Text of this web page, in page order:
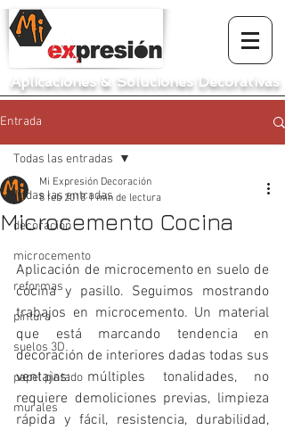
Aplicaciones & Soluciones Decorativas
Entrada
Todas las entradas
decoración
microcemento
reformas
pintura
suelos 3D
papel pintado
murales
Todas las entradas
Microcemento Cocina
Mi Expresión Decoración
8 feb 2018 1 min de lectura
Aplicación de microcemento en suelo de
cocina y pasillo. Seguimos mostrando
trabajos en microcemento. Un material
que está marcando tendencia en
decoración de interiores dadas todas sus
ventajas: múltiples tonalidades, no
requiere demoliciones previas, limpieza
rápida y fácil, resistencia, durabilidad,